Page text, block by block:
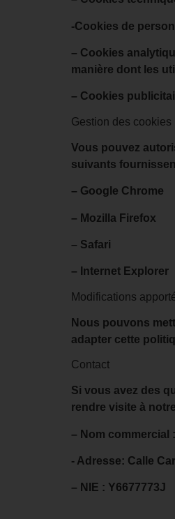
-Cookies de
– Cookies
manière dont les
– Cookies
Gestion des cookies
Vous pouvez
suivants
– Google Chrome
– Mozilla Firefox
– Safari
– Internet Explorer
Modifications
Nous pouvons
adapter cette
Contact
Si vous avez des
rendre visite à
– Nom commercial :
- Adresse: Calle
– NIE : Y6677773J